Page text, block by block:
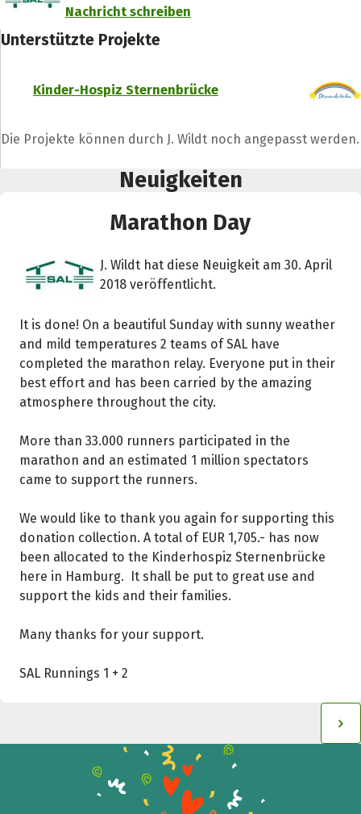
Nachricht schreiben
Unterstützte Projekte
Kinder-Hospiz Sternenbrücke
Die Projekte können durch J. Wildt noch angepasst werden.
Neuigkeiten
Marathon Day
J. Wildt hat diese Neuigkeit am 30. April
2018 veröffentlicht.
It is done! On a beautiful Sunday with sunny weather
and mild temperatures 2 teams of SAL have
completed the marathon relay. Everyone put in their
best effort and has been carried by the amazing
atmosphere throughout the city.
More than 33.000 runners participated in the
marathon and an estimated 1 million spectators
came to support the runners.
We would like to thank you again for supporting this
donation collection. A total of EUR 1,705.- has now
been allocated to the Kinderhospiz Sternenbrücke
here in Hamburg. It shall be put to great use and
support the kids and their families.
Many thanks for your support.
SAL Runnings 1 + 2
Teile die Spendenaktion
Hilf mit noch mehr Spenden zu sammeln!
Facebook WhatsApp Messenger